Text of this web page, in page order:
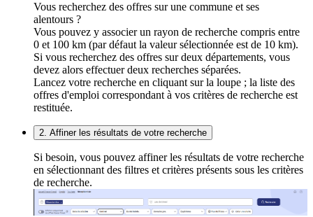
Vous recherchez des offres sur une commune et ses
alentours ?
Vous pouvez y associer un rayon de recherche compris entre
0 et 100 km (par défaut la valeur sélectionnée est de 10 km).
Si vous recherchez des offres sur deux départements, vous
devez alors effectuer deux recherches séparées.
Lancez votre recherche en cliquant sur la loupe ; la liste des
offres d'emploi correspondant à vos critères de recherche est
restituée.
2. Affiner les résultats de votre recherche
Si besoin, vous pouvez affiner les résultats de votre recherche
en sélectionnant des filtres et critères présents sous les critères
de recherche.